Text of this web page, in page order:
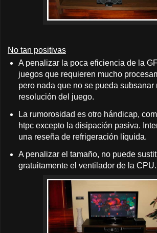
No tan positivas
A penalizar la poca eficiencia de la
juegos que requieren mucho
pero nada que no se pueda subsanar
resolución del juego.
La rumorosidad es otro hándicap,
htpc excepto la disipación pasiva.
una reseña de refrigeración líquida.
A penalizar el tamaño, no puede
gratuitamente el ventilador de la CPU.